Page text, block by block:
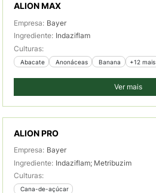
ALION MAX
Empresa: Bayer
Ingrediente: Indaziflam
Culturas:
Abacate Anonáceas Banana +12 mais
Ver mais
ALION PRO
Empresa: Bayer
Ingrediente: Indaziflam; Metribuzim
Culturas:
Cana-de-açúcar